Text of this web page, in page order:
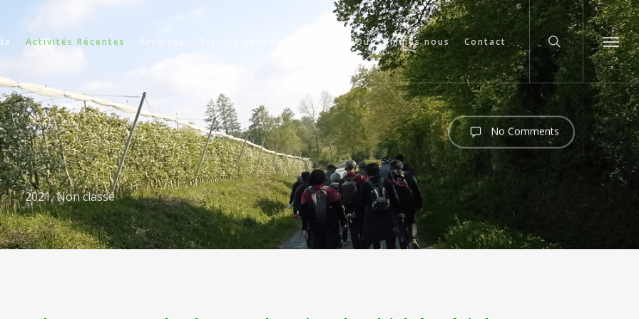
Activités Récentes Archives Qui sommes nous Contact
search
Menu
2021,Non classé
No Comments